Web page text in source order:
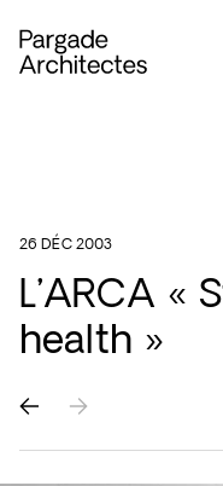
26 DÉC 2003
L’ARCA «
health »